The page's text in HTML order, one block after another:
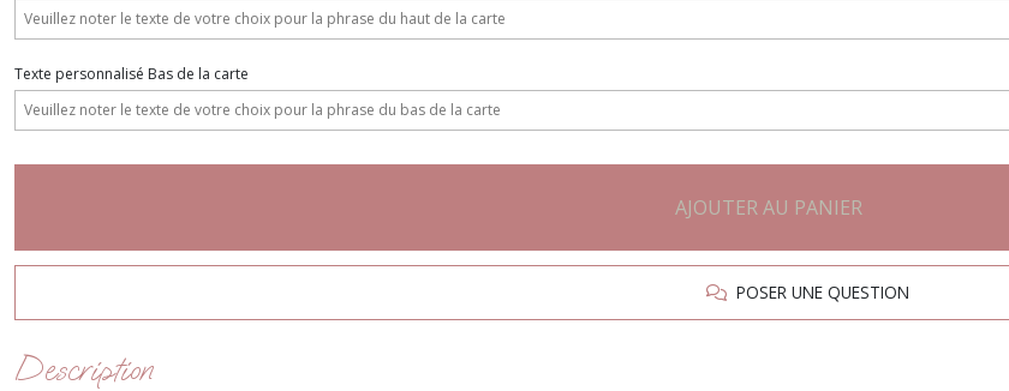
Texte personnalisé Bas de la carte
AJOUTER AU PANIER
POSER UNE QUESTION
Description